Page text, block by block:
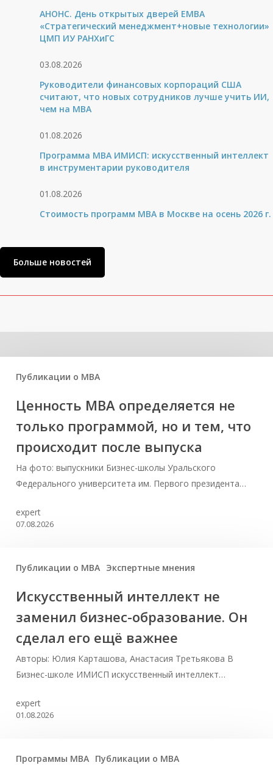
АНОНС. День открытых дверей ЕМВА
«Стратегический менеджмент+новые технологии»
ЦМП ИУ РАНХиГС
03.08.2026
Руководители финансовых корпораций США
считают, что новых сотрудников лучше учить ИИ,
чем на МВА
01.08.2026
Программа MBA ИМИСП: искусственный интеллект
в инструментарии руководителя
01.08.2026
Стоимость программ MBA в Москве на осень 2026 г.
Больше новостей
Публикации о МВА
Ценность MBA определяется не
только программой, но и тем, что
происходит после выпуска
На фото: выпускники Бизнес-школы Уральского
Федерального университета им. Первого президента…
expert
07.08.2026
Публикации о МВА Экспертные мнения
Искусственный интеллект не
заменил бизнес-образование. Он
сделал его ещё важнее
Авторы: Юлия Карташова, Анастасия Третьякова В
Бизнес-школе ИМИСП искусственный интеллект…
expert
01.08.2026
Программы MBA Публикации о МВА